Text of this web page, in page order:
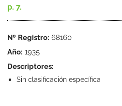
p. 7.
Nº Registro: 68160
Año: 1935
Descriptores:
Sin clasificación específica